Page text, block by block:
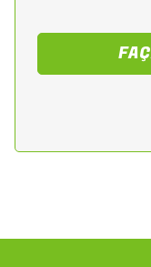
sendo ideal
motos street,
para